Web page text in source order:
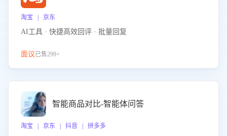
淘宝 | 京东
AI工具 · 快捷高效回评 · 批量回复
面议已售299+
智能商品对比-智能体问答
淘宝 | 京东 | 抖音 | 拼多多